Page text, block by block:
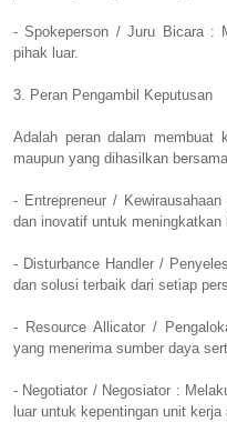
- Spokeperson / Juru Bicara :
pihak luar.
3. Peran Pengambil Keputusan
Adalah peran dalam membuat
maupun yang dihasilkan
- Entrepreneur /
dan inovatif untuk meningkatkan
- Disturbance Handler /
dan solusi terbaik dari setiap
- Resource Allicator /
yang menerima sumber daya
- Negotiator / Negosiator :
luar untuk kepentingan unit kerja